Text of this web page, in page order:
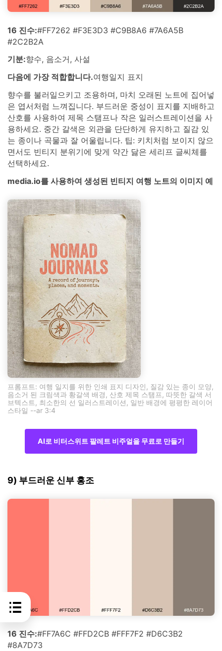
16 진수:#FF7262 #F3E3D3 #C9B8A6 #7A6A5B
#2C2B2A
기분:향수, 음소거, 사설
다음에 가장 적합합니다.여행일지 표지
향수를 불러일으키고 조용하며, 마치 오래된 노트에 집어넣
은 엽서처럼 느껴집니다. 부드러운 중성이 표지를 지배하고
산호를 사용하여 제목 스탬프나 작은 일러스트레이션을 사
용하세요. 중간 갈색은 외관을 단단하게 유지하고 질감 있
는 종이나 곡물과 잘 어울립니다. 팁: 키치처럼 보이지 않으
면서도 빈티지 분위기에 맞게 약간 닳은 세리프 글씨체를
선택하세요.
media.io를 사용하여 생성된 빈티지 여행 노트의 이미지 예
프롬프트: 여행 일지를 위한 인쇄 표지 디자인, 질감 있는 종이 모양,
음소거 된 크림색과 황갈색 배경, 산호 제목 스탬프, 따뜻한 갈색 서
브텍스트, 최소한의 선 일러스트레이션, 일반 배경에 평평한 레이어
스타일 --ar 3:4
AI로 비터스위트 팔레트 비주얼을 무료로 만들기
9) 부드러운 신부 홍조
16 진수:#FF7A6C #FFD2CB #FFF7F2 #D6C3B2
#8A7D73